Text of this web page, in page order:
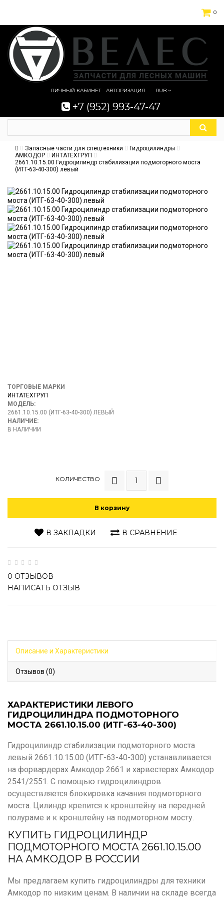
0
ЛИЧНЫЙ КАБИНЕТ АВТОРИЗАЦИЯ RUB
+7 (952) 993-47-47
Запасные части для спецтехники
Гидроцилиндры
АМКОДОР
ИНТАТЕХГРУП
2661.10.15.00 Гидроцилиндр стабилизации подмоторного моста
(ИТГ-63-40-300) левый
ТОРГОВЫЕ МАРКИ
ИНТАТЕХГРУП
МОДЕЛЬ:
2661.10.15.00 (ИТГ-63-40-300) ЛЕВЫЙ
НАЛИЧИЕ:
В НАЛИЧИИ
КОЛИЧЕСТВО
В корзину
В ЗАКЛАДКИ В СРАВНЕНИЕ
0 ОТЗЫВОВ
НАПИСАТЬ ОТЗЫВ
Описание и Характеристики
Отзывов (0)
ХАРАКТЕРИСТИКИ ЛЕВОГО
ГИДРОЦИЛИНДРА ПОДМОТОРНОГО
МОСТА 2661.10.15.00 (ИТГ-63-40-300)
Гидроцилиндр стабилизации подмоторного моста
левый 2661.10.15.00 (ИТГ-63-40-300) устанавливается
на форвардерах Амкодор 2661 и харвестерах Амкодор
2541/2551. С помощью гидроцилиндров
осуществляется блокировка качания подмоторного
моста. Цилиндр крепится к кронштейну на передней
полураме и к кронштейну на подмоторном мосту.
КУПИТЬ ГИДРОЦИЛИНДР
ПОДМОТОРНОГО МОСТА 2661.10.15.00
НА АМКОДОР В РОССИИ
Мы предлагаем купить гидроцилиндры для техники
Амкодор по низким ценам. В наличии на складе всегда